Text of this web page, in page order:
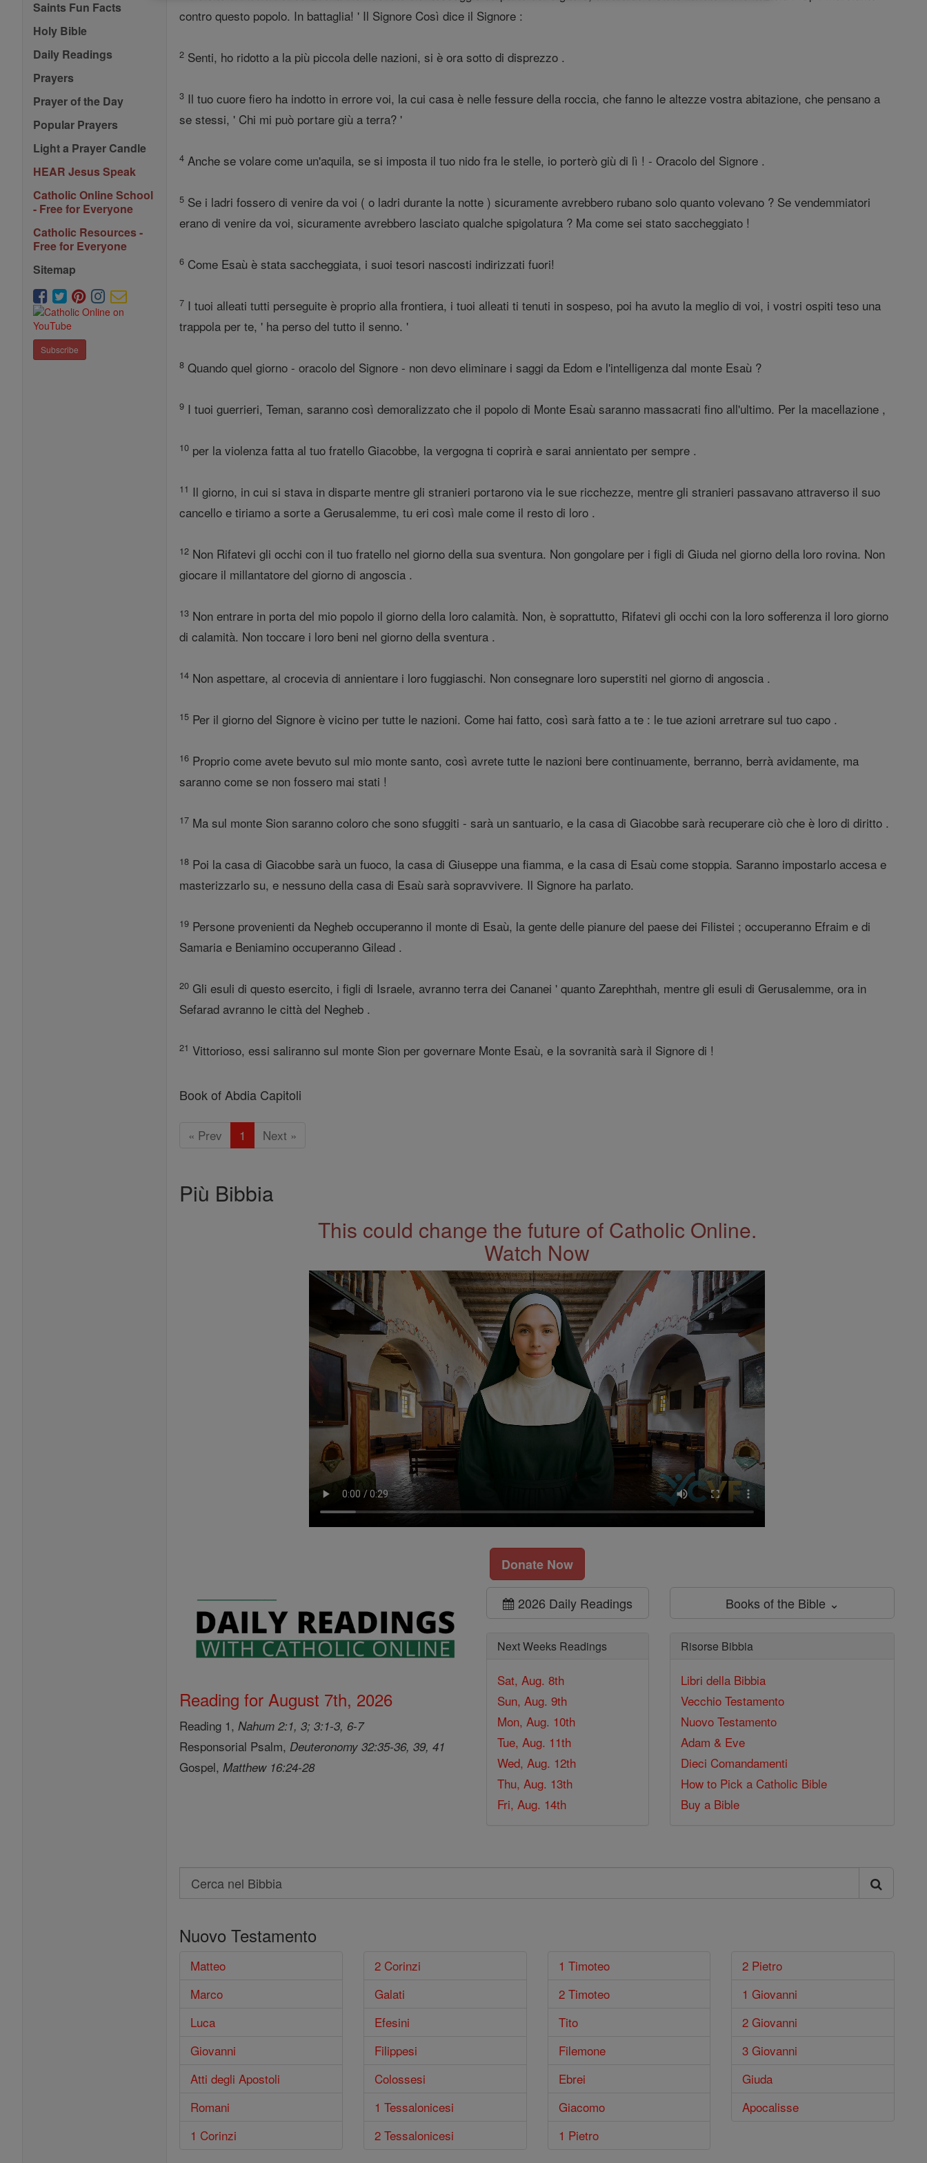
Saints Fun Facts
Holy Bible
Daily Readings
Prayers
Prayer of the Day
Popular Prayers
Light a Prayer Candle
HEAR Jesus Speak
Catholic Online School
- Free for Everyone
Catholic Resources -
Free for Everyone
Sitemap
Subscribe
contro questo popolo. In battaglia! ' Il Signore Così dice il Signore :
2 Senti, ho ridotto a la più piccola delle nazioni, si è ora sotto di disprezzo .
3 Il tuo cuore fiero ha indotto in errore voi, la cui casa è nelle fessure della roccia, che fanno le altezze vostra abitazione, che pensano a
se stessi, ' Chi mi può portare giù a terra? '
4 Anche se volare come un'aquila, se si imposta il tuo nido fra le stelle, io porterò giù di lì ! - Oracolo del Signore .
5 Se i ladri fossero di venire da voi ( o ladri durante la notte ) sicuramente avrebbero rubano solo quanto volevano ? Se vendemmiatori
erano di venire da voi, sicuramente avrebbero lasciato qualche spigolatura ? Ma come sei stato saccheggiato !
6 Come Esaù è stata saccheggiata, i suoi tesori nascosti indirizzati fuori!
7 I tuoi alleati tutti perseguite è proprio alla frontiera, i tuoi alleati ti tenuti in sospeso, poi ha avuto la meglio di voi, i vostri ospiti teso una
trappola per te, ' ha perso del tutto il senno. '
8 Quando quel giorno - oracolo del Signore - non devo eliminare i saggi da Edom e l'intelligenza dal monte Esaù ?
9 I tuoi guerrieri, Teman, saranno così demoralizzato che il popolo di Monte Esaù saranno massacrati fino all'ultimo. Per la macellazione ,
10 per la violenza fatta al tuo fratello Giacobbe, la vergogna ti coprirà e sarai annientato per sempre .
11 Il giorno, in cui si stava in disparte mentre gli stranieri portarono via le sue ricchezze, mentre gli stranieri passavano attraverso il suo
cancello e tiriamo a sorte a Gerusalemme, tu eri così male come il resto di loro .
12 Non Rifatevi gli occhi con il tuo fratello nel giorno della sua sventura. Non gongolare per i figli di Giuda nel giorno della loro rovina. Non
giocare il millantatore del giorno di angoscia .
13 Non entrare in porta del mio popolo il giorno della loro calamità. Non, è soprattutto, Rifatevi gli occhi con la loro sofferenza il loro giorno
di calamità. Non toccare i loro beni nel giorno della sventura .
14 Non aspettare, al crocevia di annientare i loro fuggiaschi. Non consegnare loro superstiti nel giorno di angoscia .
15 Per il giorno del Signore è vicino per tutte le nazioni. Come hai fatto, così sarà fatto a te : le tue azioni arretrare sul tuo capo .
16 Proprio come avete bevuto sul mio monte santo, così avrete tutte le nazioni bere continuamente, berranno, berrà avidamente, ma
saranno come se non fossero mai stati !
17 Ma sul monte Sion saranno coloro che sono sfuggiti - sarà un santuario, e la casa di Giacobbe sarà recuperare ciò che è loro di diritto .
18 Poi la casa di Giacobbe sarà un fuoco, la casa di Giuseppe una fiamma, e la casa di Esaù come stoppia. Saranno impostarlo accesa e
masterizzarlo su, e nessuno della casa di Esaù sarà sopravvivere. Il Signore ha parlato.
19 Persone provenienti da Negheb occuperanno il monte di Esaù, la gente delle pianure del paese dei Filistei ; occuperanno Efraim e di
Samaria e Beniamino occuperanno Gilead .
20 Gli esuli di questo esercito, i figli di Israele, avranno terra dei Cananei ' quanto Zarephthah, mentre gli esuli di Gerusalemme, ora in
Sefarad avranno le città del Negheb .
21 Vittorioso, essi saliranno sul monte Sion per governare Monte Esaù, e la sovranità sarà il Signore di !
Book of Abdia Capitoli
« Prev 1 Next »
Più Bibbia
This could change the future of Catholic Online.
Watch Now
Donate Now
Reading for August 7th, 2026
Reading 1,Nahum 2:1, 3; 3:1-3, 6-7
Responsorial Psalm, Deuteronomy 32:35-36, 39, 41
Gospel,Matthew 16:24-28
2026 Daily Readings
Next Weeks Readings
Sat, Aug. 8th
Sun, Aug. 9th
Mon, Aug. 10th
Tue, Aug. 11th
Wed, Aug. 12th
Thu, Aug. 13th
Fri, Aug. 14th
Books of the Bible ⌄
Risorse Bibbia
Libri della Bibbia
Vecchio Testamento
Nuovo Testamento
Adam & Eve
Dieci Comandamenti
How to Pick a Catholic Bible
Buy a Bible
Search
Cerca
Bibbia
Nuovo Testamento
Matteo
Marco
Luca
Giovanni
Atti degli Apostoli
Romani
1 Corinzi
2 Corinzi
Galati
Efesini
Filippesi
Colossesi
1 Tessalonicesi
2 Tessalonicesi
1 Timoteo
2 Timoteo
Tito
Filemone
Ebrei
Giacomo
1 Pietro
2 Pietro
1 Giovanni
2 Giovanni
3 Giovanni
Giuda
Apocalisse